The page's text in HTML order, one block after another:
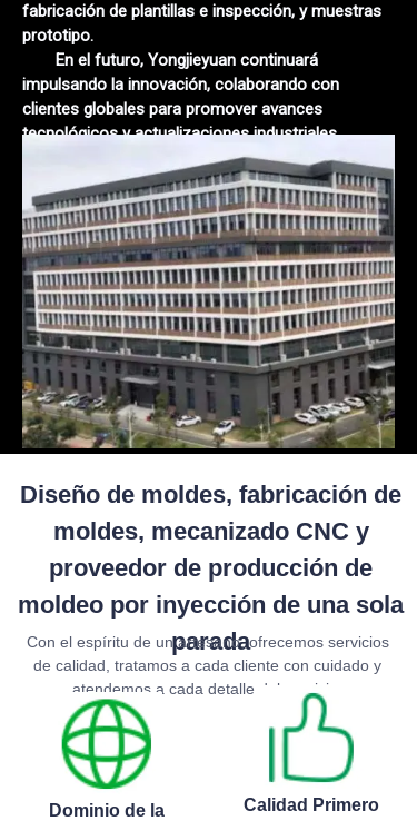
fabricación de plantillas e inspección, y muestras
prototipo.
En el futuro, Yongjieyuan continuará
impulsando la innovación, colaborando con
clientes globales para promover avances
tecnológicos y actualizaciones industriales,
inyectando un nuevo impulso en el desarrollo de la
manufactura global!
Diseño de moldes, fabricación de
moldes, mecanizado CNC y
proveedor de producción de
moldeo por inyección de una sola
parada
Con el espíritu de un artesano, ofrecemos servicios
de calidad, tratamos a cada cliente con cuidado y
atendemos a cada detalle del servicio.
Dominio de la
Calidad Primero